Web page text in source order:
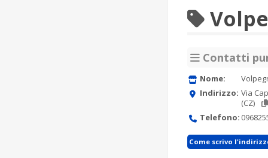
Contatti
Nome:
Indirizzo: Via
(CZ)
Telefono:
Come scrivo